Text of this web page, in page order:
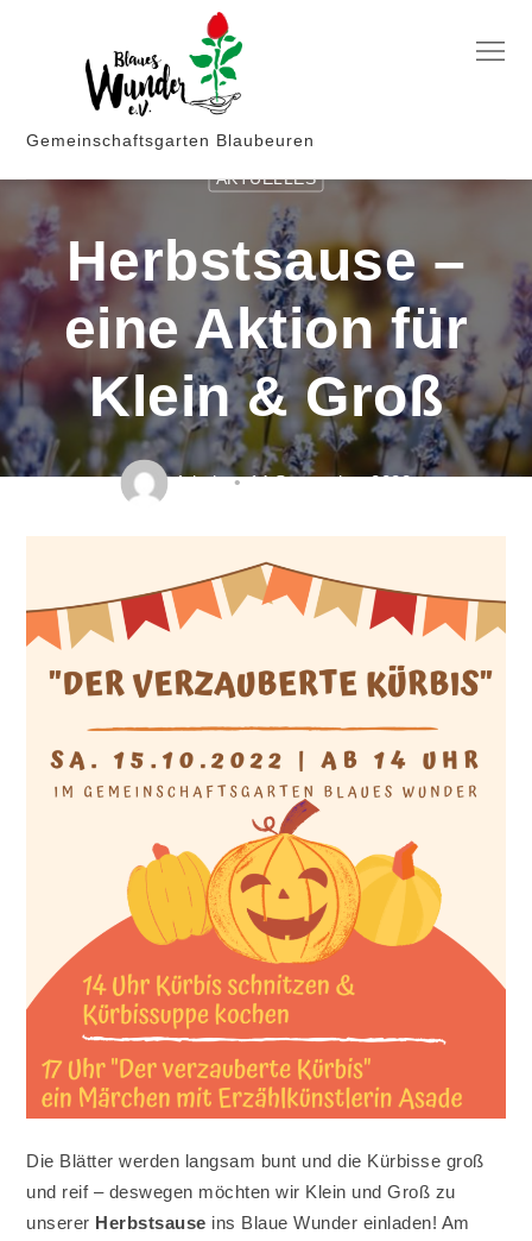
Gemeinschaftsgarten Blaubeuren
Menu
AKTUELLES
Herbstsause –
eine Aktion für
Klein & Groß
Admin 14 September 2022
Die Blätter werden langsam bunt und die Kürbisse groß
und reif – deswegen möchten wir Klein und Groß zu
unserer Herbstsause ins Blaue Wunder einladen! Am